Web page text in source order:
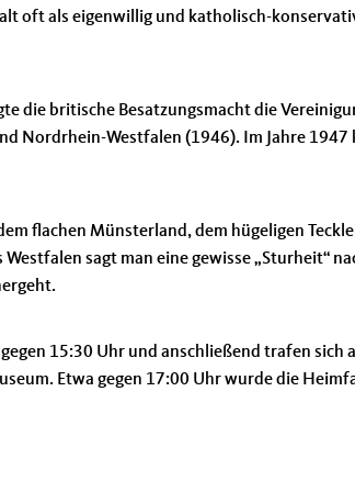
oft als eigenwillig und katholisch-
die britische Besatzungsmacht die
Nordrhein-Westfalen (1946). Im Jahre 1947
flachen Münsterland, dem hügeligen
sagt man eine gewisse „Sturheit“
15:30 Uhr und anschließend trafen sich
Etwa gegen 17:00 Uhr wurde die